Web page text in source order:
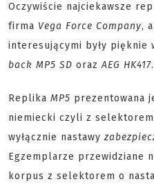
Oczywiście najciekawsze
firma Vega Force Company,
interesującymi były pięknie
back MP5 SD orazAEG HK417.
Replika MP5 prezentowana
niemiecki czyli z
wyłącznie nastawy
Egzemplarze przewidziane
korpus z selektorem o